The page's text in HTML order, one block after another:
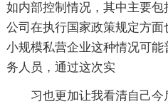
如内部控制情况，其中主要包
公司在执行国家政策规定方
小规模私营企业这种情况可
务人员，通过这次实
习也更加让我看清自己